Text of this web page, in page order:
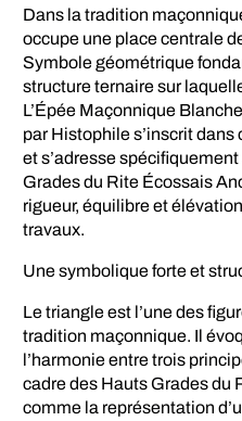
Dans la tradition
occupe une place centrale
Symbole géométrique
structure ternaire sur
L’Épée Maçonnique
par Histophile s’inscrit
et s’adresse
Grades du Rite Écossais
rigueur, équilibre et
travaux.
Une symbolique forte et
Le triangle est l’une des
tradition maçonnique. Il
l’harmonie entre trois
cadre des Hauts Grades du
comme la représentation